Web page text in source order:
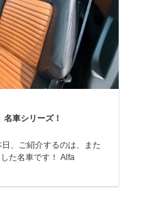
シリーズ！
車です！ Alfa